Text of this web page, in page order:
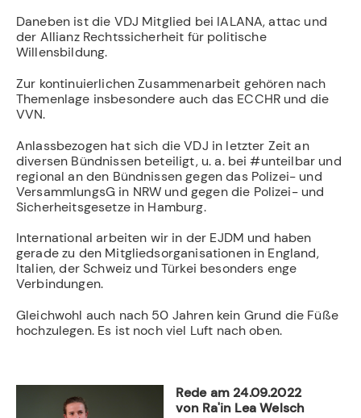
Daneben ist die VDJ Mitglied bei IALANA, attac und
der Allianz Rechtssicherheit für politische
Willensbildung.
Zur kontinuierlichen Zusammenarbeit gehören nach
Themenlage insbesondere auch das ECCHR und die
VVN.
Anlassbezogen hat sich die VDJ in letzter Zeit an
diversen Bündnissen beteiligt, u. a. bei #unteilbar und
regional an den Bündnissen gegen das Polizei- und
VersammlungsG in NRW und gegen die Polizei- und
Sicherheitsgesetze in Hamburg.
International arbeiten wir in der EJDM und haben
gerade zu den Mitgliedsorganisationen in England,
Italien, der Schweiz und Türkei besonders enge
Verbindungen.
Gleichwohl auch nach 50 Jahren kein Grund die Füße
hochzulegen. Es ist noch viel Luft nach oben.
Rede am 24.09.2022
von Ra'in Lea Welsch